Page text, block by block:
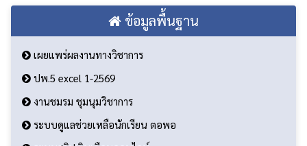
ดูทั้งหมด
เผยแพร่ผลงานทางวิชาการ
ปพ.5 excel 1-2569